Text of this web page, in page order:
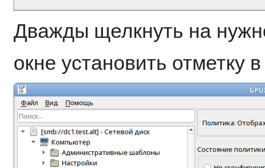
Дважды щелкнуть на
окне установить отметку